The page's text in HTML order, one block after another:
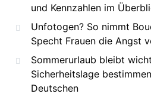
und Kennzahlen im
Unfotogen? So nimmt
Specht Frauen die Angst
Sommerurlaub bleibt
Sicherheitslage
Deutschen